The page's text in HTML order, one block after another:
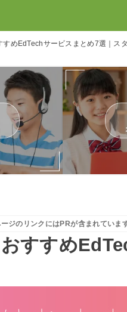
すめEdTechサービスまとめ7選｜ス
ージのリンクにはPRが含まれていま
おすすめ